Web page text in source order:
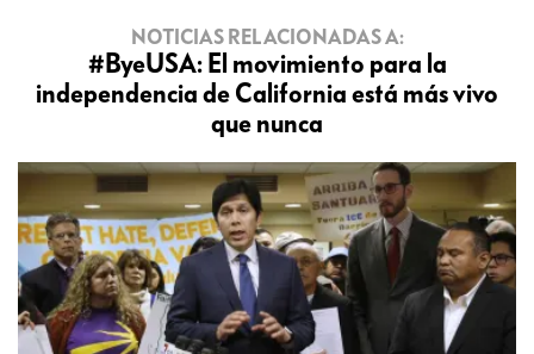
NOTICIAS RELACIONADAS A:
#ByeUSA: El movimiento para la
independencia de California está más vivo
que nunca